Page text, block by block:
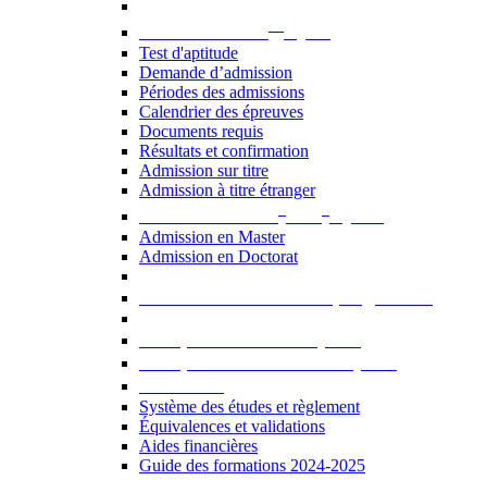
Test d'aptitude
Demande d’admission
Périodes des admissions
Calendrier des épreuves
Documents requis
Résultats et confirmation
Admission sur titre
Admission à titre étranger
Admission en Master
Admission en Doctorat
Système des études et règlement
Équivalences et validations
Aides financières
Guide des formations 2024-2025